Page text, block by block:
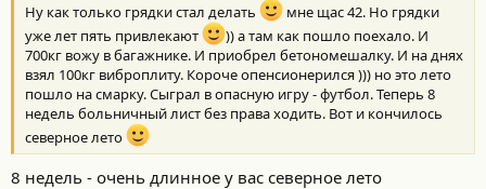
Ну как только грядки стал делать
мне щас 42. Но грядки
уже лет пять привлекают
)) а там как пошло поехало. И
700кг вожу в багажнике. И приобрел бетономешалку. И на днях
взял 100кг виброплиту. Короче опенсионерился ))) но это лето
пошло на смарку. Сыграл в опасную игру - футбол. Теперь 8
недель больничный лист без права ходить. Вот и кончилось
северное лето
8 недель - очень длинное у вас северное лето